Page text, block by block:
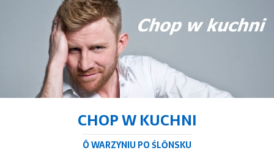
CHOP W KUCHNI
Ô WARZYNIU PO ŚLŌNSKU